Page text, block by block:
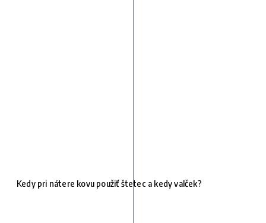
Kedy pri nátere kovu použiť štetec a kedy valček?